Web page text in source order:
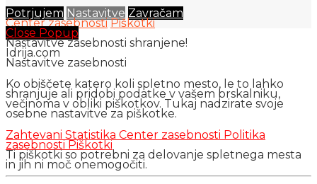
Potrjujem Nastavitve Zavračam
Center zasebnosti Piškotki
Close Popup
Nastavitve zasebnosti shranjene!
Idrija.com
Nastavitve zasebnosti
Ko obiščete katero koli spletno mesto, le to lahko
shranjuje ali pridobi podatke v vašem brskalniku,
večinoma v obliki piškotkov. Tukaj nadzirate svoje
osebne nastavitve za piškotke.
Zahtevani Statistika Center zasebnosti Politika
zasebnostiPiškotki
Ti piškotki so potrebni za delovanje spletnega mesta
in jih ni moč onemogočiti.